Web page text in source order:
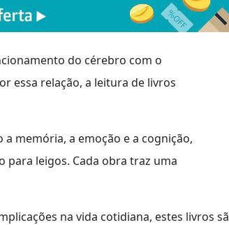
do cérebro com o
essa relação, a leitura de livros
memória, a emoção e a cognição,
leigos. Cada obra traz uma
na vida cotidiana, estes livros